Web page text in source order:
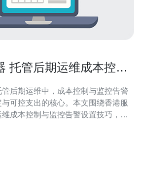
托管后期运维成本控制
后期运维中，成本控制与监控告警
可控支出的核心。本文围绕香港服
成本控制与监控告警设置技巧，提
成本